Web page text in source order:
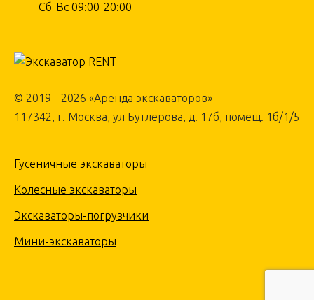
Сб-Вс 09:00-20:00
Гусеничные экскаваторы
Колесные экскаваторы
Экскаваторы-погрузчики
Мини-экскаваторы
© 2019 - 2026 «Аренда экскаваторов»
117342, г. Москва, ул Бутлерова, д. 17б, помещ. 1б/1/5